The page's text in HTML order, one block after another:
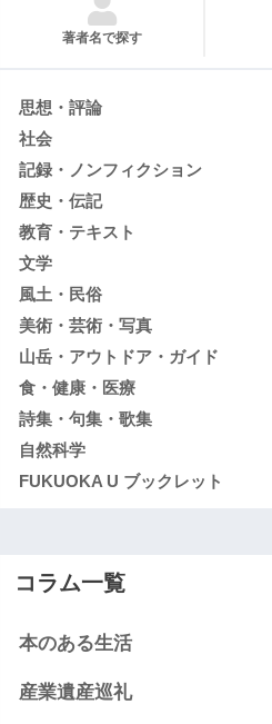
著者名で探す
思想・評論
社会
記録・ノンフィクション
歴史・伝記
教育・テキスト
文学
風土・民俗
美術・芸術・写真
山岳・アウトドア・ガイド
食・健康・医療
詩集・句集・歌集
自然科学
FUKUOKA U ブックレット
コラム一覧
本のある生活
産業遺産巡礼